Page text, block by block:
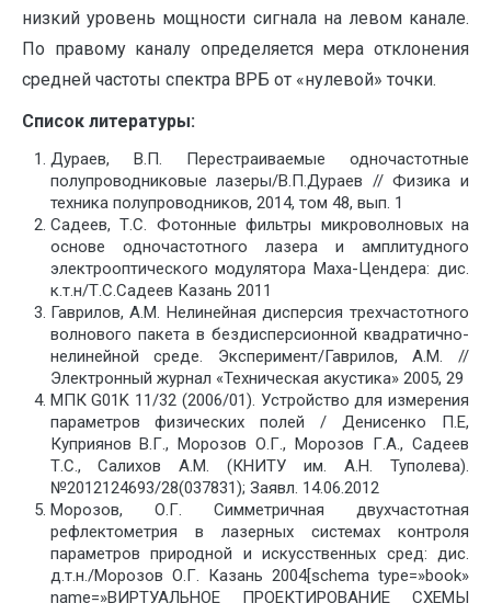
низкий уровень мощности сигнала на левом канале.
По правому каналу определяется мера отклонения
средней частоты спектра ВРБ от «нулевой» точки.
Список литературы:
Дураев, В.П. Перестраиваемые одночастотные
полупроводниковые лазеры/В.П.Дураев // Физика и
техника полупроводников, 2014, том 48, вып. 1
Садеев, Т.С. Фотонные фильтры микроволновых на
основе одночастотного лазера и амплитудного
электрооптического модулятора Маха-Цендера: дис.
к.т.н/Т.С.Садеев Казань 2011
Гаврилов, А.М. Нелинейная дисперсия трехчастотного
волнового пакета в бездисперсионной квадратично-
нелинейной среде. Эксперимент/Гаврилов, А.М. //
Электронный журнал «Техническая акустика» 2005, 29
МПК G01K 11/32 (2006/01). Устройство для измерения
параметров физических полей / Денисенко П.Е,
Куприянов В.Г., Морозов О.Г., Морозов Г.А., Садеев
Т.С., Салихов А.М. (КНИТУ им. А.Н. Туполева).
№2012124693/28(037831); Заявл. 14.06.2012
Морозов, О.Г. Симметричная двухчастотная
рефлектометрия в лазерных системах контроля
параметров природной и искусственных сред: дис.
д.т.н./Морозов О.Г. Казань 2004[schema type=»book»
name=»ВИРТУАЛЬНОЕ ПРОЕКТИРОВАНИЕ СХЕМЫ